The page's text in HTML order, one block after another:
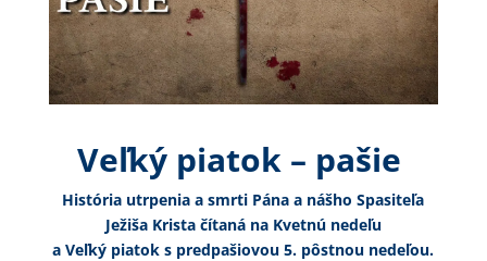
Veľký piatok – pašie
História utrpenia a smrti Pána a nášho Spasiteľa
Ježiša Krista čítaná na Kvetnú nedeľu
a Veľký piatok s predpašiovou 5. pôstnou nedeľou.